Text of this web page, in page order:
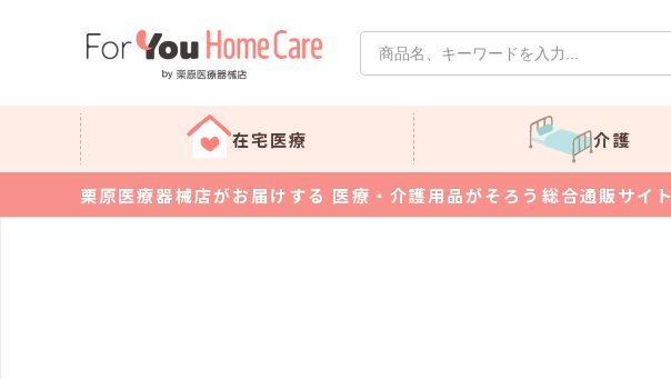
在宅医療 介護
栗原医療器械店がお届けする 医療・介護用品がそろう総合通販サイト